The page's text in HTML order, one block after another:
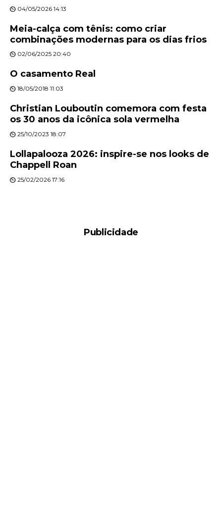
04/05/2026 14:13
Meia-calça com tênis: como criar
combinações modernas para os dias frios
02/06/2025 20:40
O casamento Real
18/05/2018 11:03
Christian Louboutin comemora com festa
os 30 anos da icônica sola vermelha
25/10/2023 18:07
Lollapalooza 2026: inspire-se nos looks de
Chappell Roan
25/02/2026 17:16
Publicidade